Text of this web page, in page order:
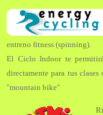
entreno fitness (spinning).
El Ciclo Indoor te
directamente para tus
"mountain bike"